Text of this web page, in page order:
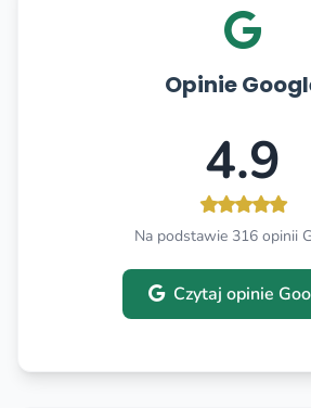
Opinie
4.9
Na podstawie 316 opinii
Czytaj opinie